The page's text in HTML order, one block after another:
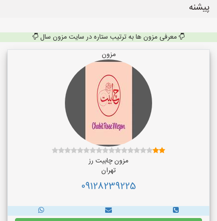
پیشنه
معرفی مزون ها به ترتیب ستاره در سایت مزون سال
مزون
مزون چابیت رز
تهران
09128239225